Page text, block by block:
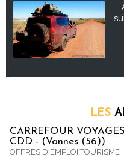
LES
CARREFOUR
CDD - (Vannes (56))
OFFRES D'EMPLOI TOURISME